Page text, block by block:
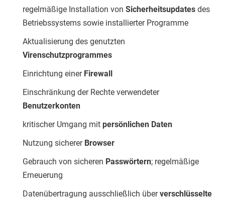
regelmäßige Installation von Sicherheitsupdates des
Betriebssystems sowie installierter Programme
Aktualisierung des genutzten
Virenschutzprogrammes
Einrichtung einer Firewall
Einschränkung der Rechte verwendeter
Benutzerkonten
kritischer Umgang mit persönlichen Daten
Nutzung sicherer Browser
Gebrauch von sicheren Passwörtern; regelmäßige
Erneuerung
Datenübertragung ausschließlich überverschlüsselte